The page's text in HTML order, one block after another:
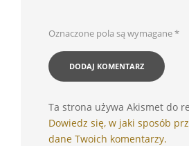
Oznaczone pola są wymagane*
Ta strona używa Akismet do
Dowiedz się, w jaki sposób
dane Twoich komentarzy.